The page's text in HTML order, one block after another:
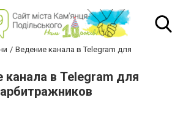
Ведение канала в Telegram для
канала в Telegram для
арбитражников